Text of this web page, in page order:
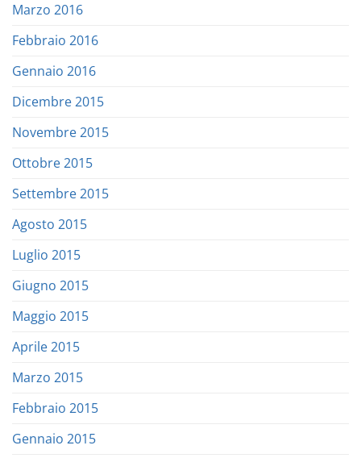
Marzo 2016
Febbraio 2016
Gennaio 2016
Dicembre 2015
Novembre 2015
Ottobre 2015
Settembre 2015
Agosto 2015
Luglio 2015
Giugno 2015
Maggio 2015
Aprile 2015
Marzo 2015
Febbraio 2015
Gennaio 2015